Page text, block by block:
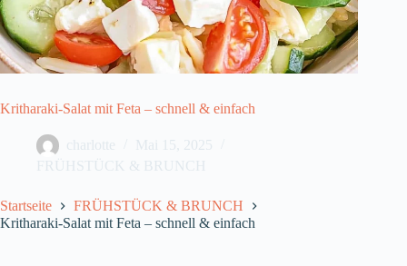
Kritharaki-Salat mit Feta – schnell & einfach
charlotte
Mai 15, 2025
FRÜHSTÜCK & BRUNCH
Startseite
FRÜHSTÜCK & BRUNCH
Kritharaki-Salat mit Feta – schnell & einfach